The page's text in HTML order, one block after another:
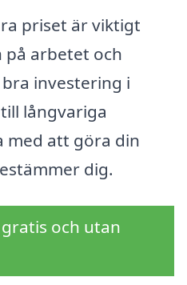
priset är viktigt
på arbetet och
investering i
långvariga
med att göra din
dig.
och utan